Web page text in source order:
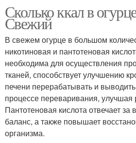
Сколько ккал в
Свежий
В свежем огурце в большом
никотиновая и пантотеновая
необходима для осуществления
тканей, способствует улучшению
печени перерабатывать и
процессе переваривания, улучшая
Пантотеновая кислота отвечает за
баланс, а также повышает
организма.